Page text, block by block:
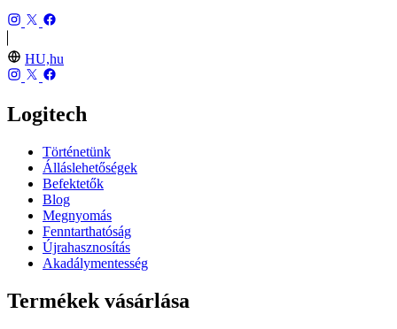
HU,hu
Logitech
Történetünk
Álláslehetőségek
Befektetők
Blog
Megnyomás
Fenntarthatóság
Újrahasznosítás
Akadálymentesség
Termékek vásárlása